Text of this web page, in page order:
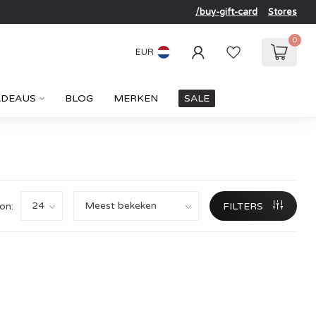
/buy-gift-card Stores
EUR
0
BLOG MERKEN SALE
FILTERS